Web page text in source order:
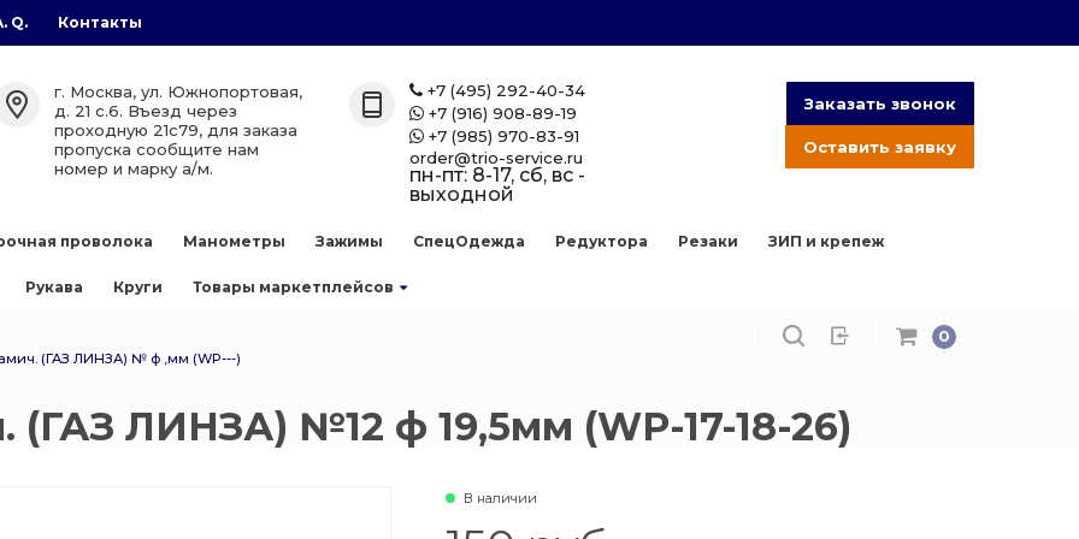
Q. Контакты
проволока Манометры Зажимы СпецОдежда Редуктора Резаки ЗИП и крепеж
Рукава Круги Товары маркетплейсов
0
г. Москва, ул. Южнопортовая,
д. 21 с.6. Въезд через
проходную 21с79, для заказа
пропуска сообщите нам
номер и марку а/м.
+7 (495) 292-40-34
+7 (916) 908-89-19
+7 (985) 970-83-91
order@trio-service.ru
пн-пт: 8-17, сб, вс -
выходной
Заказать звонок
Оставить заявку
(ГАЗ ЛИНЗА) № ф ,мм (WP---)
(ГАЗ ЛИНЗА) №12 ф 19,5мм (WP-17-18-26)
В наличии